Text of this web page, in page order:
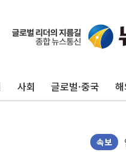
사회 글로벌·중국
속보